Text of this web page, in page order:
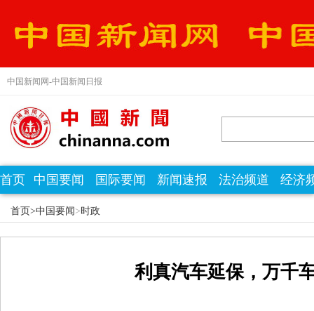
中国新闻网-中国新闻日报
首页 中国要闻 国际要闻 新闻速报 法治频道 经济
首页>中国要闻 > 时政
利真汽车延保，万千